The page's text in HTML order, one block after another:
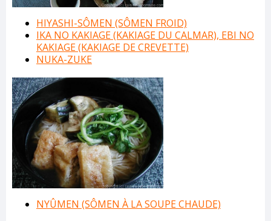
HIYASHI-SÔMEN (SÔMEN FROID)
IKA NO KAKIAGE (KAKIAGE DU CALMAR), EBI NO
KAKIAGE (KAKIAGE DE CREVETTE)
NUKA-ZUKE
NYÛMEN (SÔMEN À LA SOUPE CHAUDE)